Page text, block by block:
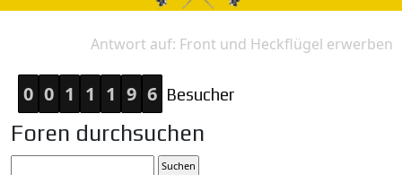
Antwort auf: Front und Heckflügel erwerben
0 0 1 1 1 9 6 Besucher
Foren durchsuchen